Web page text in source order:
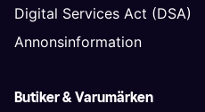
Digital Services Act (DSA)
Annonsinformation
Butiker & Varumärken